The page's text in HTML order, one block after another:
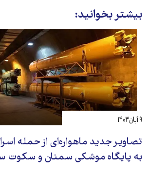
بیشتر بخوانید:
تصاویر جدید ماهواره‌ای از حمله
به پایگاه موشکی سمنان و سکوت
۹ آبان ۱۴۰۳